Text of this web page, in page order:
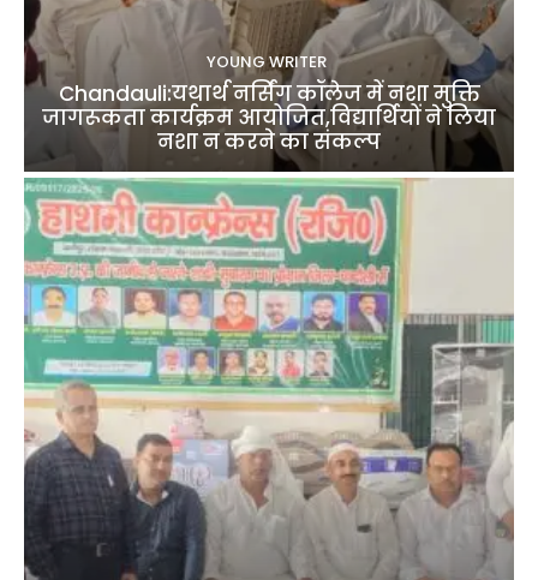
YOUNG WRITER
Chandauli:यथार्थ नर्सिंग कॉलेज में नशा मुक्ति
जागरूकता कार्यक्रम आयोजित,विद्यार्थियों ने लिया
नशा न करने का संकल्प